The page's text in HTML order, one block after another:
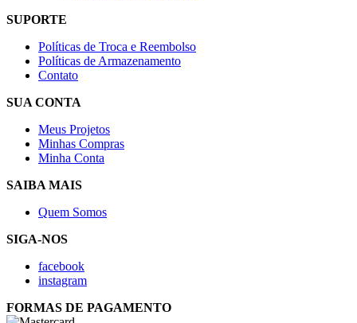
SUPORTE
Políticas de Troca e Reembolso
Políticas de Armazenamento
Contato
SUA CONTA
Meus Projetos
Minhas Compras
Minha Conta
SAIBA MAIS
Quem Somos
SIGA-NOS
facebook
instagram
FORMAS DE PAGAMENTO